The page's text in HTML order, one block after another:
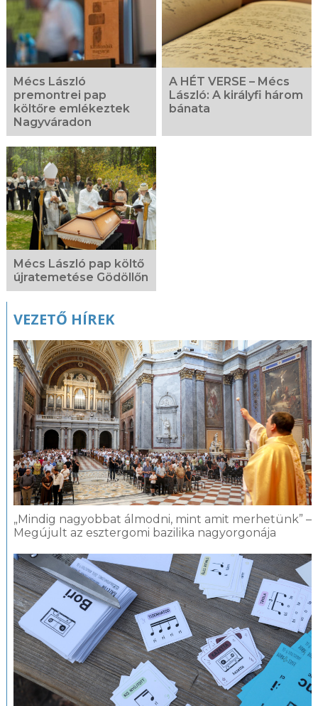
Mécs László
premontrei pap
költőre emlékeztek
Nagyváradon
A HÉT VERSE – Mécs
László: A királyfi három
bánata
Mécs László pap költő
újratemetése Gödöllőn
VEZETŐ HÍREK
„Mindig nagyobbat álmodni, mint amit merhetünk” –
Megújult az esztergomi bazilika nagyorgonája